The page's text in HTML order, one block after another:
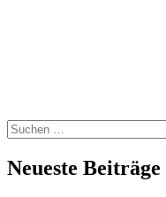
Neueste Beiträge